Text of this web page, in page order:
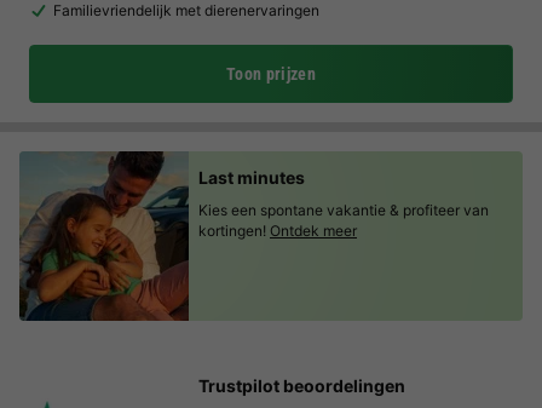
Familievriendelijk met dierenervaringen
Toon prijzen
Last minutes
Kies een spontane vakantie & profiteer van
kortingen! Ontdek meer
Trustpilot beoordelingen